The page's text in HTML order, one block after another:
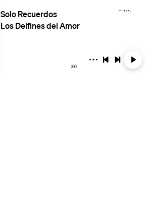
Solo Recuerdos
Los Delfines del Amor
30